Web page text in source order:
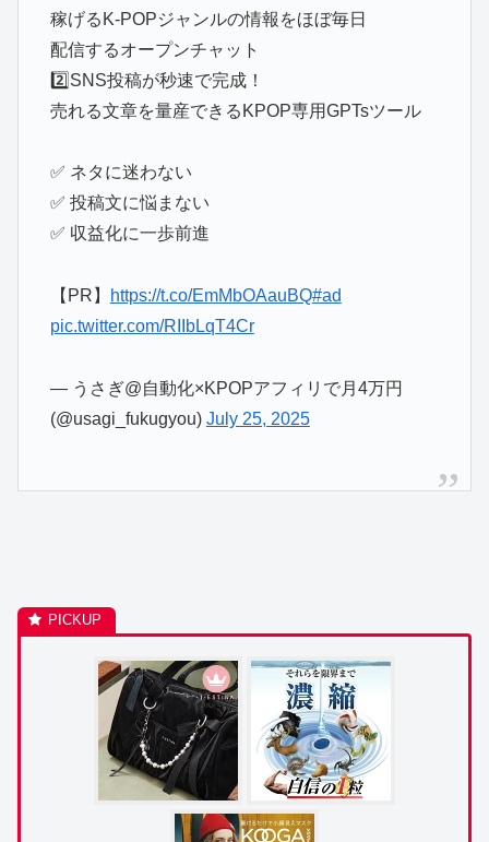
稼げるK-POPジャンルの情報をほぼ毎日
配信するオープンチャット
2️⃣SNS投稿が秒速で完成！
売れる文章を量産できるKPOP専用GPTsツール
✅ ネタに迷わない
✅ 投稿文に悩まない
✅ 収益化に一歩前進
【PR】 https://t.co/EmMbOAauBQ#ad
pic.twitter.com/RIIbLqT4Cr
— うさぎ@自動化×KPOPアフィリで月4万円
(@usagi_fukugyou) July 25, 2025